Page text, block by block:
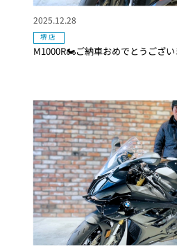
M1000R🏍ご納車おめでとうござい
2025.12.28
堺店